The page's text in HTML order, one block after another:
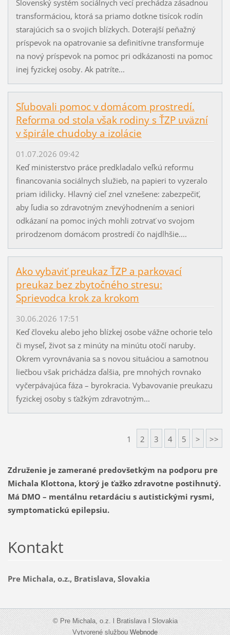
Slovenský systém sociálnych vecí prechádza zásadnou
transformáciou, ktorá sa priamo dotkne tisícok rodín
starajúcich sa o svojich blízkych. Doterajší peňažný
príspevok na opatrovanie sa definitívne transformuje
na nový príspevok na pomoc pri odkázanosti na pomoc
inej fyzickej osoby. Ak patríte...
Sľubovali pomoc v domácom prostredí.
Reforma od stola však rodiny s ŤZP uväzní
v špirále chudoby a izolácie
01.07.2026 09:42
Keď ministerstvo práce predkladalo veľkú reformu
financovania sociálnych služieb, na papieri to vyzeralo
priam idilicky. Hlavný cieľ znel vznešene: zabezpečiť,
aby ľudia so zdravotným znevýhodnením a seniori
odkázaní na pomoc iných mohli zotrvať vo svojom
prirodzenom domácom prostredí čo najdlhšie....
Ako vybaviť preukaz ŤZP a parkovací
preukaz bez zbytočného stresu:
Sprievodca krok za krokom
30.06.2026 17:51
Keď človeku alebo jeho blízkej osobe vážne ochorie telo
či myseľ, život sa z minúty na minútu otočí naruby.
Okrem vyrovnávania sa s novou situáciou a samotnou
liečbou však prichádza ďalšia, pre mnohých rovnako
vyčerpávajúca fáza – byrokracia. Vybavovanie preukazu
fyzickej osoby s ťažkým zdravotným...
1 2 3 4 5 > >>
Združenie je zamerané predovšetkým na podporu pre
Michala Klottona, ktorý je ťažko zdravotne postihnutý.
Má DMO – mentálnu retardáciu s autistickými rysmi,
symptomatickú epilepsiu.
Kontakt
Pre Michala, o.z., Bratislava, Slovakia
© Pre Michala, o.z. l Bratislava l Slovakia
Vytvorené službouWebnode